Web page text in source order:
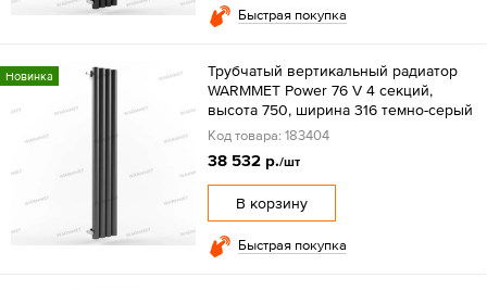
Быстрая покупка
Новинка
Трубчатый вертикальный радиатор
WARMMET Power 76 V 4 секций,
высота 750, ширина 316 темно-серый
Код товара: 183404
38 532 р./шт
В корзину
Быстрая покупка